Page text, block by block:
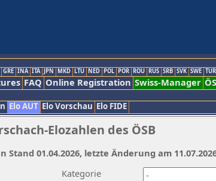
GRE INA ITA JPN MKD LTU NED POL POR ROU RUS SRB SVK SWE TUR
FAQ Online Registration Swiss-Manager
Elo AUT Elo Vorschau Elo FIDE
Elozahlen des ÖSB
Kategorie
Stand 01.04.2026, letzte Änderung am